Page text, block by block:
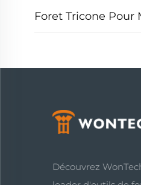
Foret Tricone Pour
Découvrez